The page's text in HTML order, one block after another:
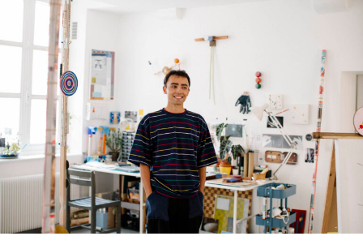
PROGRAMMATION
MAGAZINE
ESPACES DE PRATIQUE ARTISTIQUE ↓
Recherche
Connexion